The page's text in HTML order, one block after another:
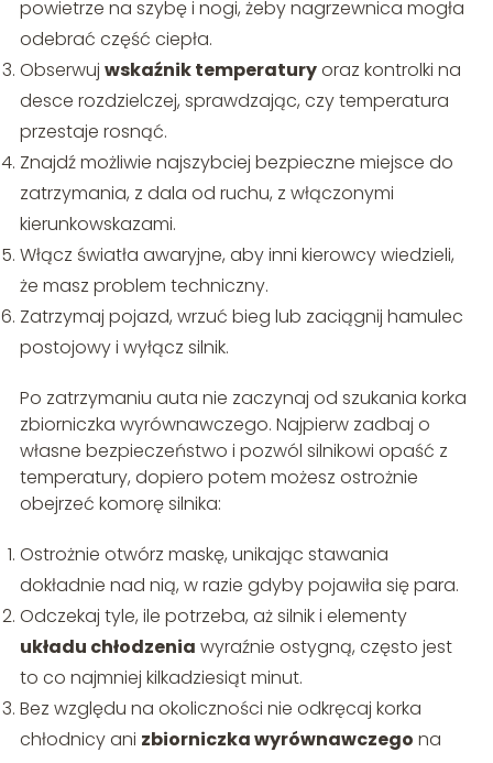
powietrze na szybę i nogi, żeby nagrzewnica mogła
odebrać część ciepła.
Obserwuj wskaźnik temperaturyoraz kontrolki na
desce rozdzielczej, sprawdzając, czy temperatura
przestaje rosnąć.
Znajdź możliwie najszybciej bezpieczne miejsce do
zatrzymania, z dala od ruchu, z włączonymi
kierunkowskazami.
Włącz światła awaryjne, aby inni kierowcy wiedzieli,
że masz problem techniczny.
Zatrzymaj pojazd, wrzuć bieg lub zaciągnij hamulec
postojowy i wyłącz silnik.
Po zatrzymaniu auta nie zaczynaj od szukania korka
zbiorniczka wyrównawczego. Najpierw zadbaj o
własne bezpieczeństwo i pozwól silnikowi opaść z
temperatury, dopiero potem możesz ostrożnie
obejrzeć komorę silnika:
Ostrożnie otwórz maskę, unikając stawania
dokładnie nad nią, w razie gdyby pojawiła się para.
Odczekaj tyle, ile potrzeba, aż silnik i elementy
układu chłodzenia wyraźnie ostygną, często jest
to co najmniej kilkadziesiąt minut.
Bez względu na okoliczności nie odkręcaj korka
chłodnicy ani zbiorniczka wyrównawczego na